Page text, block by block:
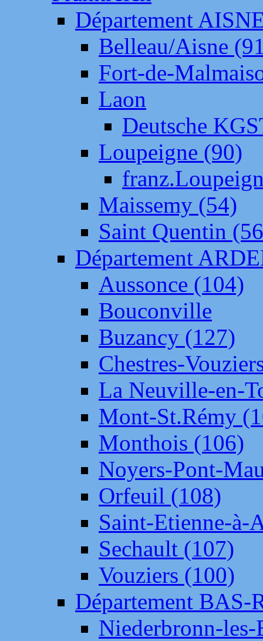
Département
Belleau/Aisne
Fort-de-
Laon
Deutsche
Loupeigne (90)
Maissemy (54)
Saint Quentin
Département
Aussonce (104)
Bouconville
Buzancy (127)
Chestres-
La Neuville-en-
Mont-St.Rémy
Monthois (106)
Noyers-Pont-
Orfeuil (108)
Saint-Etienne-à-
Sechault (107)
Vouziers (100)
Département BAS-
Niederbronn-